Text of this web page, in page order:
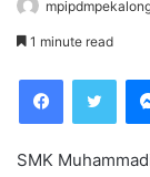
1 minute read
SMK